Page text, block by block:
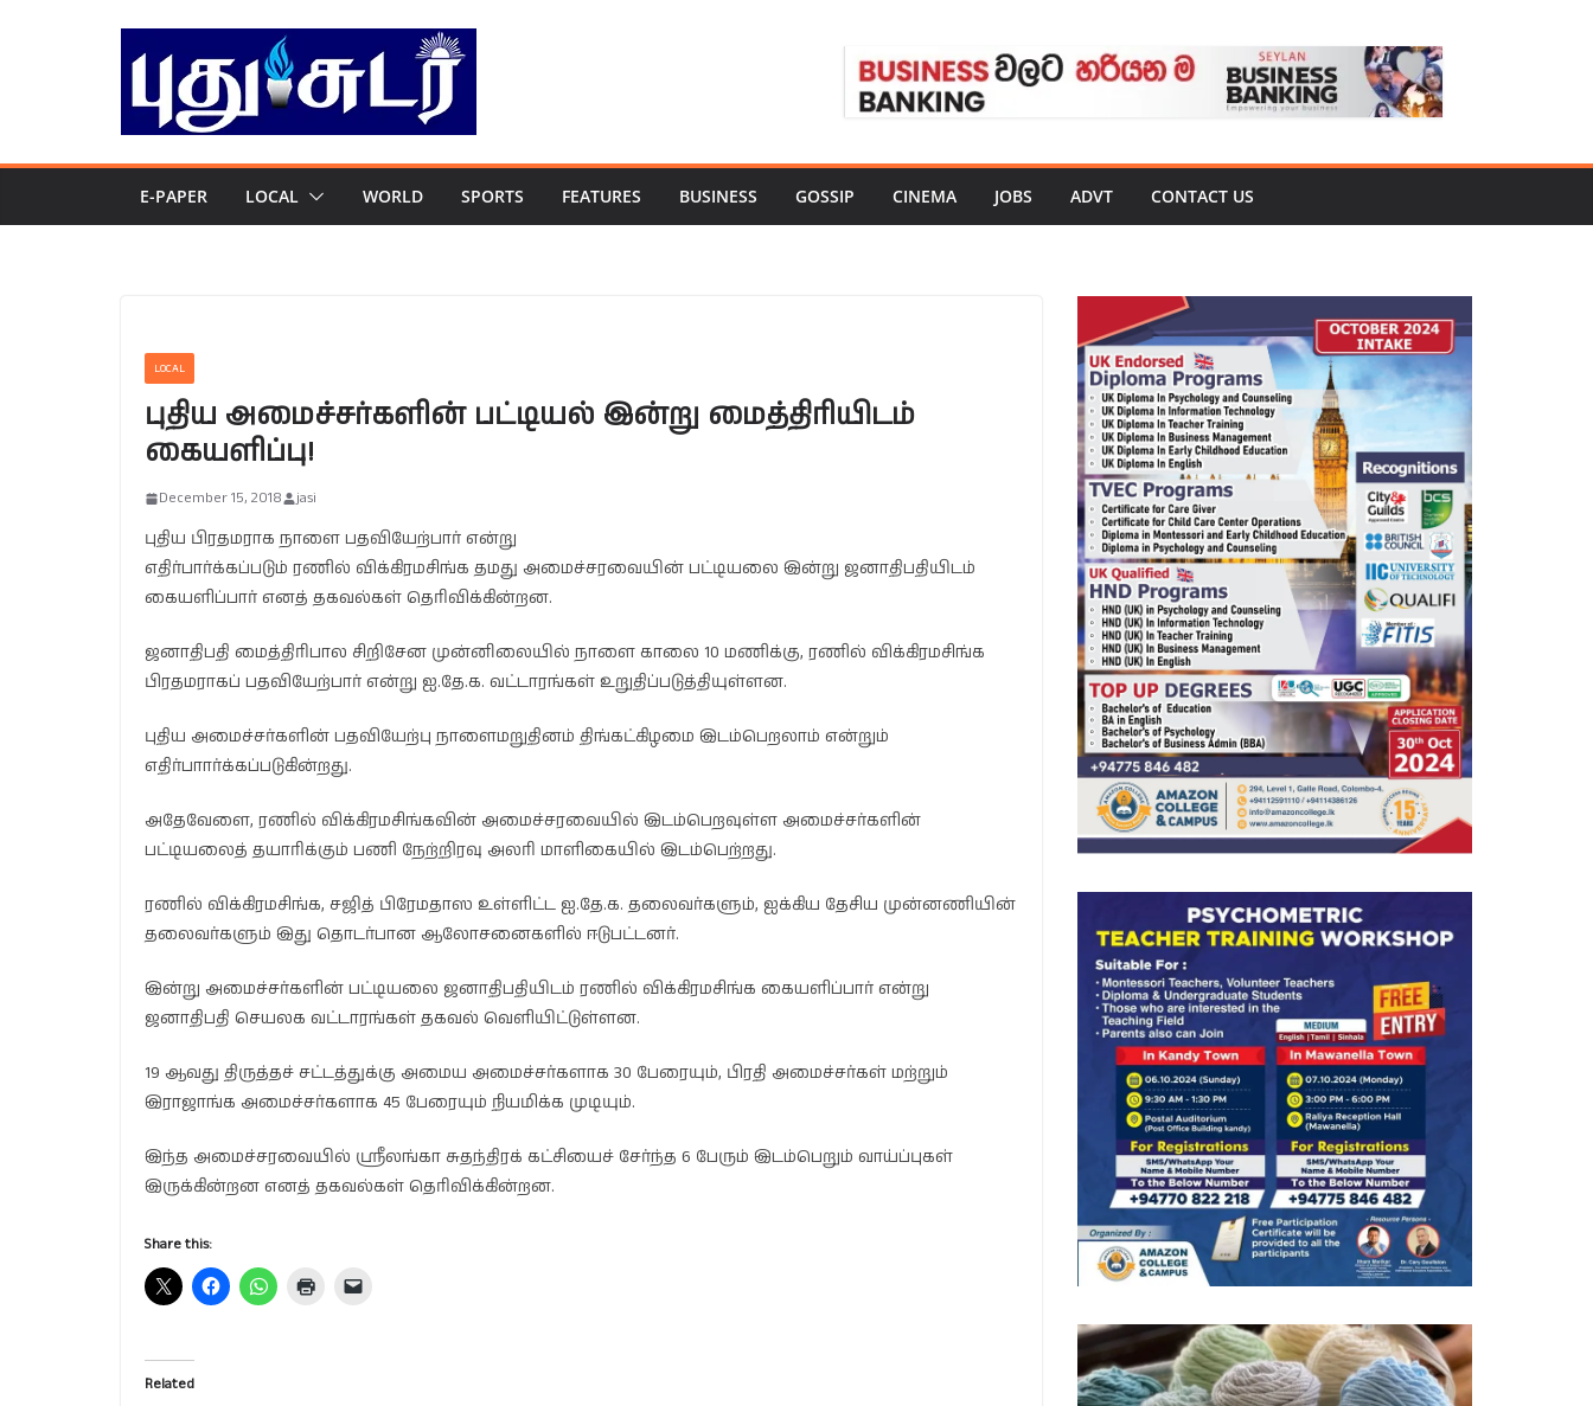
E-PAPER LOCAL WORLD SPORTS FEATURES BUSINESS GOSSIP CINEMA JOBS ADVT CONTACT US
LOCAL
புதிய அமைச்சர்களின் பட்டியல் இன்று மைத்திரியிடம்
கையளிப்பு!
December 15, 2018 jasi
புதிய பிரதமராக நாளை பதவியேற்பார் என்று
எதிர்பார்க்கப்படும் ரணில் விக்கிரமசிங்க தமது அமைச்சரவையின் பட்டியலை இன்று ஜனாதிபதியிடம்
கையளிப்பார் எனத் தகவல்கள் தெரிவிக்கின்றன.
ஜனாதிபதி மைத்திரிபால சிறிசேன முன்னிலையில் நாளை காலை 10 மணிக்கு, ரணில் விக்கிரமசிங்க
பிரதமராகப் பதவியேற்பார் என்று ஐ.தே.க. வட்டாரங்கள் உறுதிப்படுத்தியுள்ளன.
புதிய அமைச்சர்களின் பதவியேற்பு நாளைமறுதினம் திங்கட்கிழமை இடம்பெறலாம் என்றும்
எதிர்பாார்க்கப்படுகின்றது.
அதேவேளை, ரணில் விக்கிரமசிங்கவின் அமைச்சரவையில் இடம்பெறவுள்ள அமைச்சர்களின்
பட்டியலைத் தயாரிக்கும் பணி நேற்றிரவு அலரி மாளிகையில் இடம்பெற்றது.
ரணில் விக்கிரமசிங்க, சஜித் பிரேமதாஸ உள்ளிட்ட ஐ.தே.க. தலைவர்களும், ஐக்கிய தேசிய முன்னணியின்
தலைவர்களும் இது தொடர்பான ஆலோசனைகளில் ஈடுபட்டனர்.
இன்று அமைச்சர்களின் பட்டியலை ஜனாதிபதியிடம் ரணில் விக்கிரமசிங்க கையளிப்பார் என்று
ஜனாதிபதி செயலக வட்டாரங்கள் தகவல் வெளியிட்டுள்ளன.
19 ஆவது திருத்தச் சட்டத்துக்கு அமைய அமைச்சர்களாக 30 பேரையும், பிரதி அமைச்சர்கள் மற்றும்
இராஜாங்க அமைச்சர்களாக 45 பேரையும் நியமிக்க முடியும்.
இந்த அமைச்சரவையில் ஸ்ரீலங்கா சுதந்திரக் கட்சியைச் சேர்ந்த 6 பேரும் இடம்பெறும் வாய்ப்புகள்
இருக்கின்றன எனத் தகவல்கள் தெரிவிக்கின்றன.
Share this:
Related